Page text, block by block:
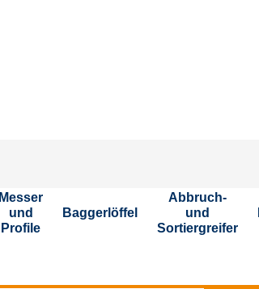
Messer
und
Profile
Baggerlöffel
Abbruch-
und
Sortiergreifer